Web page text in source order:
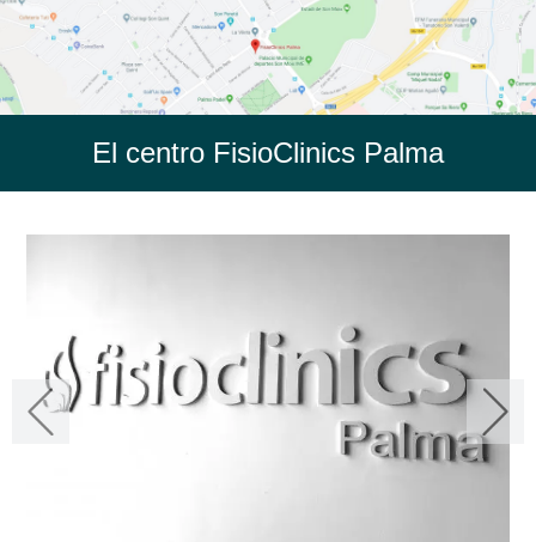
El centro FisioClinics Palma